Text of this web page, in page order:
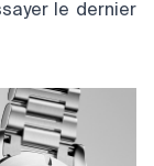
le dernier